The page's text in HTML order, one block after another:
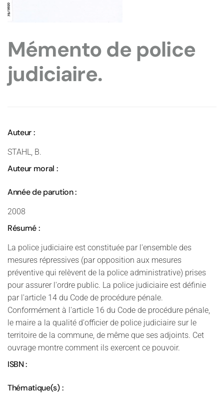
Mémento de police
judiciaire.
Auteur :
STAHL, B.
Auteur moral :
Année de parution :
2008
Résumé :
La police judiciaire est constituée par l'ensemble des
mesures répressives (par opposition aux mesures
préventive qui relèvent de la police administrative) prises
pour assurer l'ordre public. La police judiciaire est définie
par l'article 14 du Code de procédure pénale.
Conformément à l'article 16 du Code de procédure pénale,
le maire a la qualité d'officier de police judiciaire sur le
territoire de la commune, de même que ses adjoints. Cet
ouvrage montre comment ils exercent ce pouvoir.
ISBN :
Thématique(s) :